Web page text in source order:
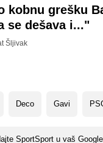
kobnu grešku
se dešava i..."
Šljivak
Deco Gavi
SportSport u vaš